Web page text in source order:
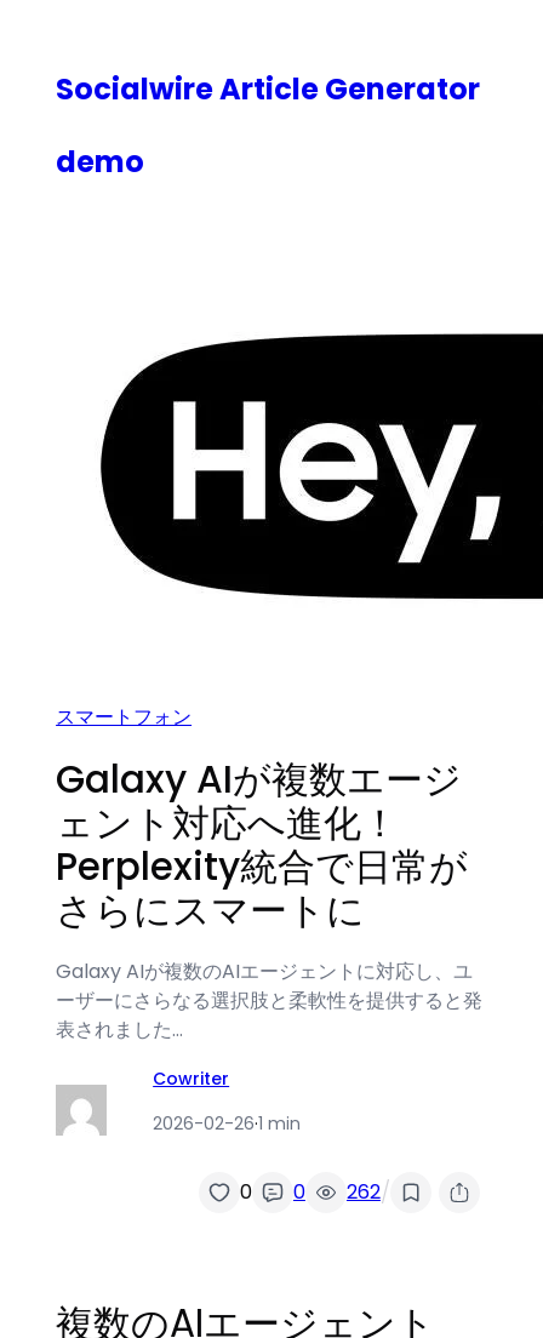
Socialwire Article Generator
demo
スマートフォン
Galaxy AIが複数エージ
ェント対応へ進化！
Perplexity統合で日常が
さらにスマートに
Galaxy AIが複数のAIエージェントに対応し、ユ
ーザーにさらなる選択肢と柔軟性を提供すると発
表されました…
Cowriter
2026-02-26·1 min
0 0 262/
複数のAIエージェント